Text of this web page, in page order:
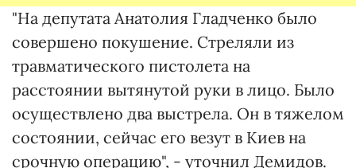
"На депутата Анатолия Гладченко было
совершено покушение. Стреляли из
травматического пистолета на
расстоянии вытянутой руки в лицо. Было
осуществлено два выстрела. Он в тяжелом
состоянии, сейчас его везут в Киев на
срочную операцию", - уточнил Демидов.